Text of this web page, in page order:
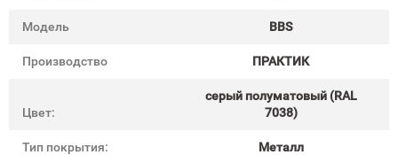
Модель BBS
Производство ПРАКТИК
Цвет:
cерый полуматовый (RAL
7038)
Тип покрытия: Металл